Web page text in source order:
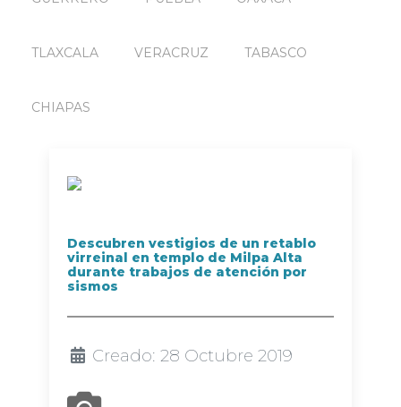
TLAXCALA VERACRUZ TABASCO
CHIAPAS
Descubren vestigios de un retablo
virreinal en templo de Milpa Alta
durante trabajos de atención por
sismos
Creado: 28 Octubre 2019